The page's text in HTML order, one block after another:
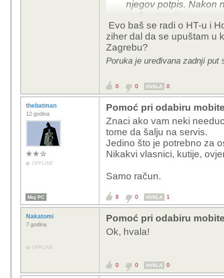
njegov potpis. Nakon
mob u servis.
Evo baš se radi o HT-u i
ziher dal da se upuštam u
Zagrebu?
Poruka je uređivana zadnji put
0 0 HVALA 0
thebatman
12 godina
OFFLINE
Pomoć pri odabiru
Znaci ako vam neki
tome da šalju na servis.
Jedino što je potrebno za
Nikakvi vlasnici, kutije,
Samo račun.
Moj PC 8 0 HVALA 1
Nakatomi
7 godina
OFFLINE
Pomoć pri odabiru
Ok, hvala!
0 0 HVALA 0